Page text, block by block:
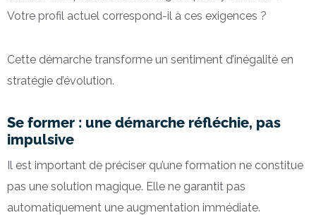
Votre profil actuel correspond-il à ces exigences ?
Cette démarche transforme un sentiment d’inégalité en
stratégie d’évolution.
Se former : une démarche réfléchie, pas
impulsive
Il est important de préciser qu’une formation ne constitue
pas une solution magique. Elle ne garantit pas
automatiquement une augmentation immédiate.